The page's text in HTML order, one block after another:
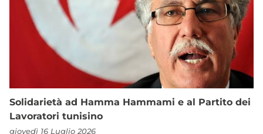
Solidarietà ad Hamma Hammami e al Partito dei
Lavoratori tunisino
giovedì 16 Luglio 2026